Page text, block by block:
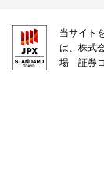
当サイト
は、株式
場 証券コ